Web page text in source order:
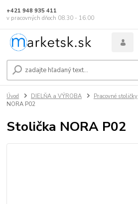
+421 948 935 411
v pracovných dňoch 08.30 - 16.00
Úvod DIELŇA a VÝROBA Pracovné stoličky
NORA P02
Stolička NORA P02